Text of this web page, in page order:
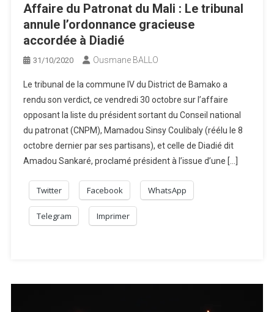
Affaire du Patronat du Mali : Le tribunal
annule l’ordonnance gracieuse
accordée à Diadié
31/10/2020 Ousmane BALLO
Le tribunal de la commune IV du District de Bamako a
rendu son verdict, ce vendredi 30 octobre sur l’affaire
opposant la liste du président sortant du Conseil national
du patronat (CNPM), Mamadou Sinsy Coulibaly (réélu le 8
octobre dernier par ses partisans), et celle de Diadié dit
Amadou Sankaré, proclamé président à l’issue d’une […]
Twitter Facebook WhatsApp
Telegram Imprimer